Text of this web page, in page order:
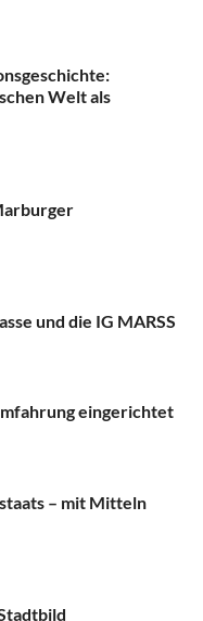
Welt als
und die IG MARSS
eingerichtet
– mit Mitteln